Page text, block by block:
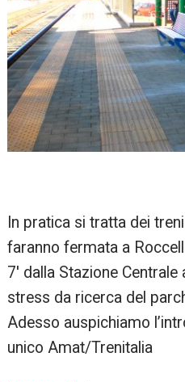
In pratica si tratta dei
faranno fermata a
7′ dalla Stazione
stress da ricerca del
Adesso auspichiamo
unico Amat/Trenitalia